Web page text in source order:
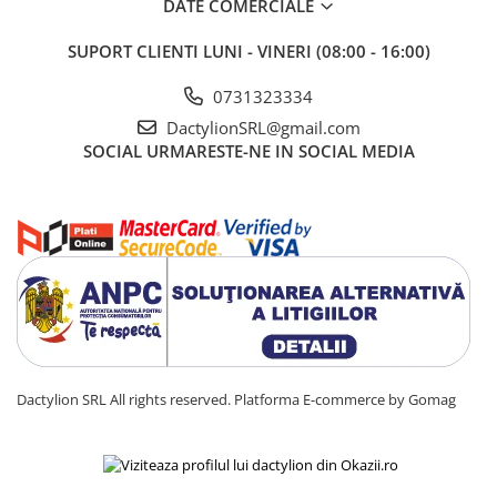
DATE COMERCIALE
SUPORT CLIENTI LUNI - VINERI (08:00 - 16:00)
0731323334
DactylionSRL@gmail.com
SOCIAL URMARESTE-NE IN SOCIAL MEDIA
Dactylion SRL All rights reserved. Platforma E-commerce by Gomag